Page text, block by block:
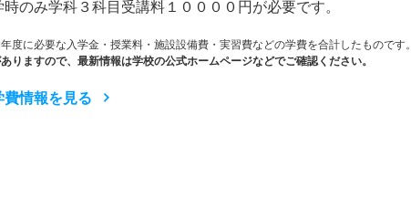
のみ学科３科目受講料１００００円が必要です。
度に必要な入学金・授業料・施設設備費・実習費などの学費を合計したものです。
りますので、最新情報は学校の公式ホームページなどでご確認ください。
情報を見る